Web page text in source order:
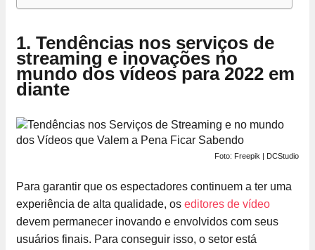
1. Tendências nos serviços de
streaming e inovações no
mundo dos vídeos para 2022 em
diante
Foto: Freepik | DCStudio
Para garantir que os espectadores continuem a ter uma
experiência de alta qualidade, os editores de vídeo
devem permanecer inovando e envolvidos com seus
usuários finais. Para conseguir isso, o setor está